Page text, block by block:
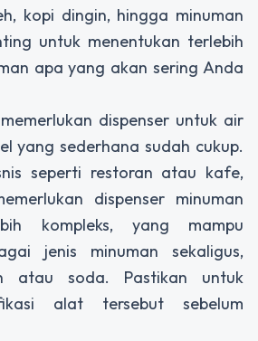
kopi dingin, hingga minuman
untuk menentukan terlebih
apa yang akan sering Anda
dispenser untuk air
yang sederhana sudah cukup.
seperti restoran atau kafe,
dispenser minuman
kompleks, yang mampu
jenis minuman sekaligus,
atau soda. Pastikan untuk
alat tersebut sebelum